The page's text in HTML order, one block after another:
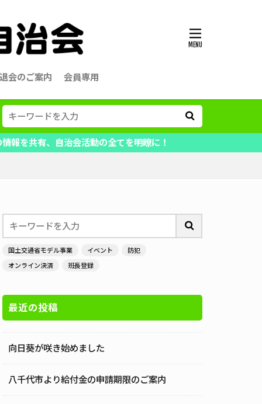
会のご案内 会員専用
自治会活動の全てを明瞭に！
国土交通省モデル事業 イベント
防犯
オンライン決済
班長登録
最近の投稿
向日葵が咲き始めました
八千代市より給付金の申請期限のご案内